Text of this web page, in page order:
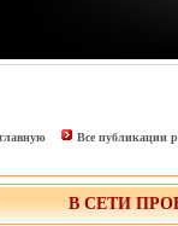
Все публикации
В СЕТИ